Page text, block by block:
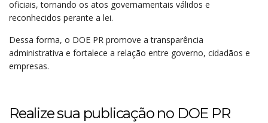
oficiais, tornando os atos governamentais válidos e
reconhecidos perante a lei.
Dessa forma, o DOE PR promove a transparência
administrativa e fortalece a relação entre governo, cidadãos e
empresas.
Realize sua publicação no DOE PR